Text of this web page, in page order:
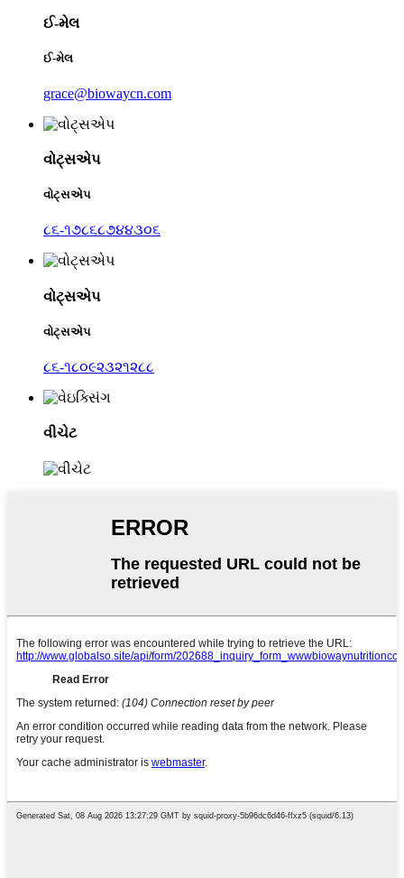
ઈ-મેલ
ઈ-મેલ
grace@biowaycn.com
વોટ્સએપ
વોટ્સએપ
૮૬-૧૭૮૬૮૭૪૪૩૦૬
વોટ્સએપ
વોટ્સએપ
૮૬-૧૮૦૯૨૩૨૧૨૮૮
વીચેટ